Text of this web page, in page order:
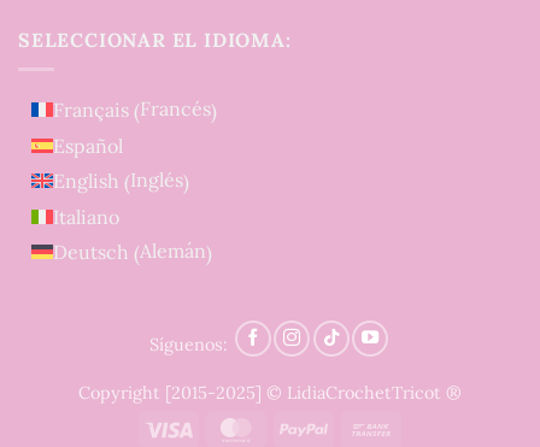
SELECCIONAR EL IDIOMA:
Français (Francés)
Español
English (Inglés)
Italiano
Deutsch (Alemán)
Síguenos:
Copyright [2015-2025] © LidiaCrochetTricot ®
Visa
MasterCardPayPal